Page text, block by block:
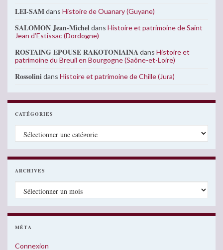
LEI-SAMdans Histoire de Ouanary (Guyane)
SALOMON Jean-Micheldans Histoire et patrimoine de Saint
Jean d’Estissac (Dordogne)
ROSTAING EPOUSE RAKOTONIAINAdans Histoire et
patrimoine du Breuil en Bourgogne (Saône-et-Loire)
Rossolinidans Histoire et patrimoine de Chille (Jura)
CATÉGORIES
Catégories
ARCHIVES
Archives
MÉTA
Connexion